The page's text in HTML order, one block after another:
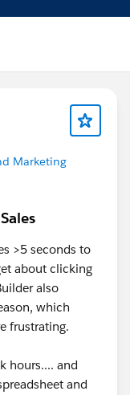
Marketing
>5 seconds to
about clicking
also
which
frustrating.
hours.... and
and